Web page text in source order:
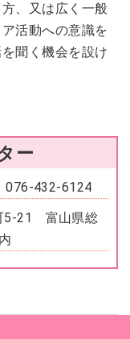
、又は広く一般
活動への意識を
聞く機会を設け
ー
076-432-6124
5-21 富山県総